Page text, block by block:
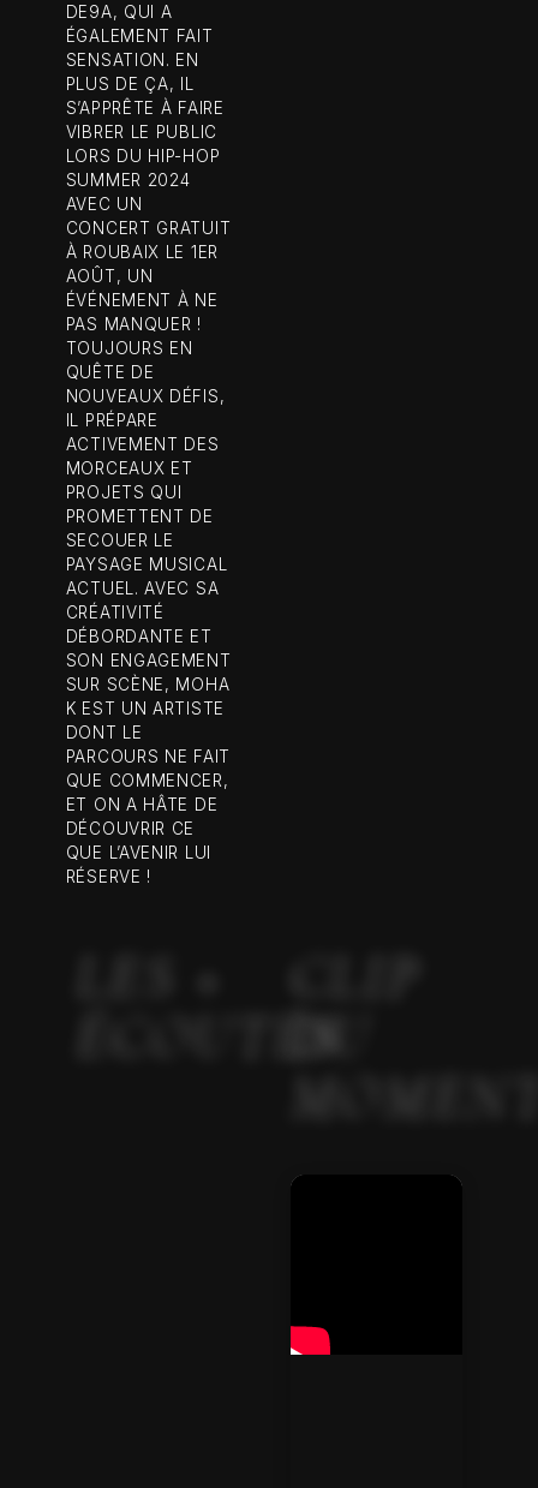
DE9A, QUI A
ÉGALEMENT FAIT
SENSATION. EN
PLUS DE ÇA, IL
S’APPRÊTE À FAIRE
VIBRER LE PUBLIC
LORS DU HIP-HOP
SUMMER 2024
AVEC UN
CONCERT GRATUIT
À ROUBAIX LE 1ER
AOÛT, UN
ÉVÉNEMENT À NE
PAS MANQUER !
TOUJOURS EN
QUÊTE DE
NOUVEAUX DÉFIS,
IL PRÉPARE
ACTIVEMENT DES
MORCEAUX ET
PROJETS QUI
PROMETTENT DE
SECOUER LE
PAYSAGE MUSICAL
ACTUEL. AVEC SA
CRÉATIVITÉ
DÉBORDANTE ET
SON ENGAGEMENT
SUR SCÈNE, MOHA
K EST UN ARTISTE
DONT LE
PARCOURS NE FAIT
QUE COMMENCER,
ET ON A HÂTE DE
DÉCOUVRIR CE
QUE L’AVENIR LUI
RÉSERVE !
ÉCOUTÉS
DU